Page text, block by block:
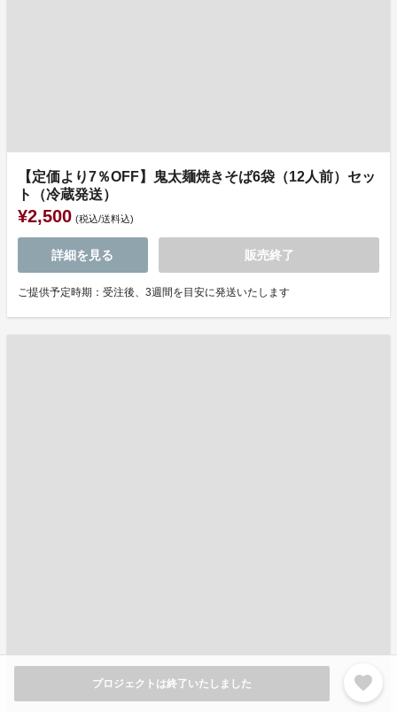
プロジェクトは終了いたしました favorite
【定価より7％OFF】鬼太麺焼きそば6袋（12人前）セッ
ト（冷蔵発送）
¥2,500 (税込/送料込)
詳細を見る 販売終了
ご提供予定時期：受注後、3週間を目安に発送いたします